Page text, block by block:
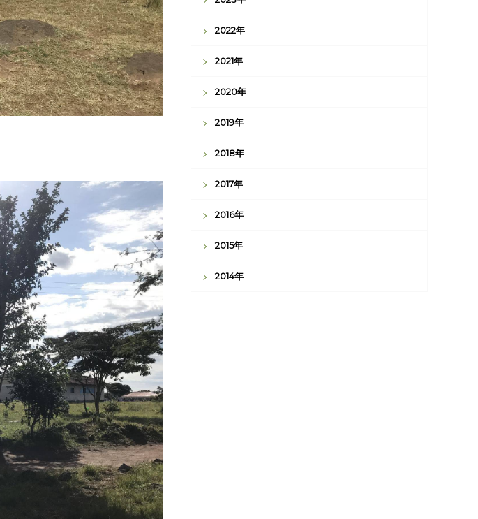
2022年
2021年
2020年
2019年
2018年
2017年
2016年
2015年
2014年